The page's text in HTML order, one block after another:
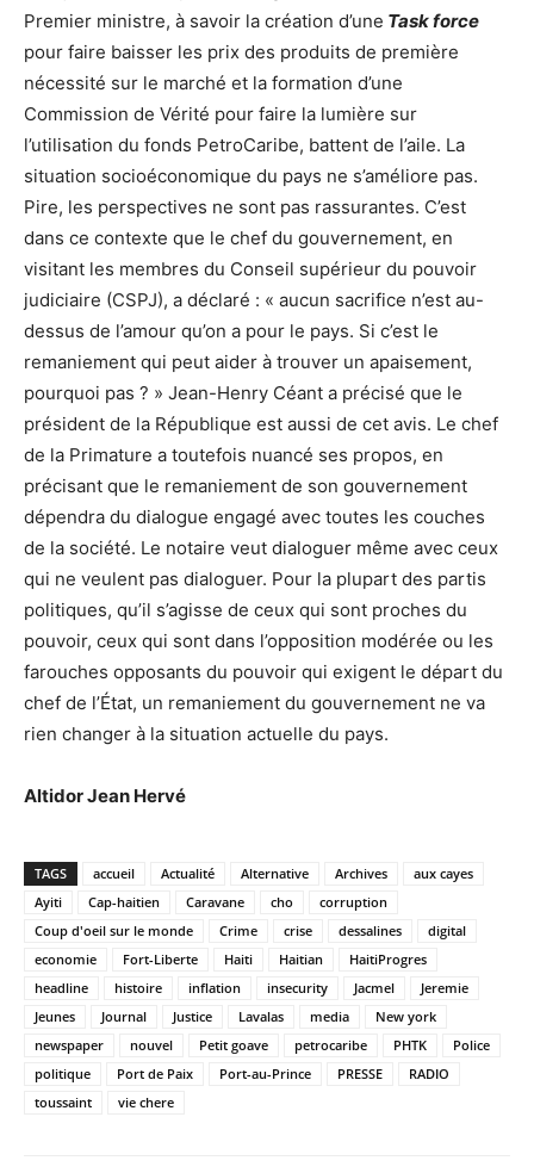
Premier ministre, à savoir la création d’une Task force
pour faire baisser les prix des produits de première
nécessité sur le marché et la formation d’une
Commission de Vérité pour faire la lumière sur
l’utilisation du fonds PetroCaribe, battent de l’aile. La
situation socioéconomique du pays ne s’améliore pas.
Pire, les perspectives ne sont pas rassurantes. C’est
dans ce contexte que le chef du gouvernement, en
visitant les membres du Conseil supérieur du pouvoir
judiciaire (CSPJ), a déclaré : « aucun sacrifice n’est au-
dessus de l’amour qu’on a pour le pays. Si c’est le
remaniement qui peut aider à trouver un apaisement,
pourquoi pas ? » Jean-Henry Céant a précisé que le
président de la République est aussi de cet avis. Le chef
de la Primature a toutefois nuancé ses propos, en
précisant que le remaniement de son gouvernement
dépendra du dialogue engagé avec toutes les couches
de la société. Le notaire veut dialoguer même avec ceux
qui ne veulent pas dialoguer. Pour la plupart des partis
politiques, qu’il s’agisse de ceux qui sont proches du
pouvoir, ceux qui sont dans l’opposition modérée ou les
farouches opposants du pouvoir qui exigent le départ du
chef de l’État, un remaniement du gouvernement ne va
rien changer à la situation actuelle du pays.
Altidor Jean Hervé
TAGS accueil Actualité Alternative Archives
aux cayes
Ayiti
Cap-haitien Caravane cho
corruption
Coup d'oeil sur le monde
Crime crise dessalines
digital
economie
Fort-Liberte Haiti Haitian
HaitiProgres
headline
histoire inflation insecurity Jacmel
Jeremie
Jeunes
Journal Justice Lavalas media
New york
newspaper
nouvel Petit goave petrocaribe PHTK
Police
politique
Port de Paix Port-au-Prince PRESSE
RADIO
toussaint
vie chere